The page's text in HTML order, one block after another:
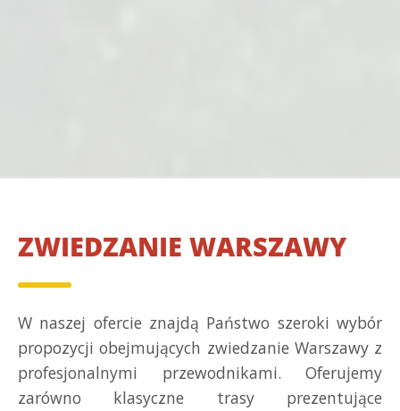
ZWIEDZANIE WARSZAWY
W naszej ofercie znajdą Państwo szeroki wybór
propozycji obejmujących zwiedzanie Warszawy z
profesjonalnymi przewodnikami. Oferujemy
zarówno klasyczne trasy prezentujące